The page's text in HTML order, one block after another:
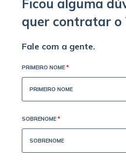
Ficou alguma
quer contratar o
Fale com a gente.
PRIMEIRO NOME *
SOBRENOME *